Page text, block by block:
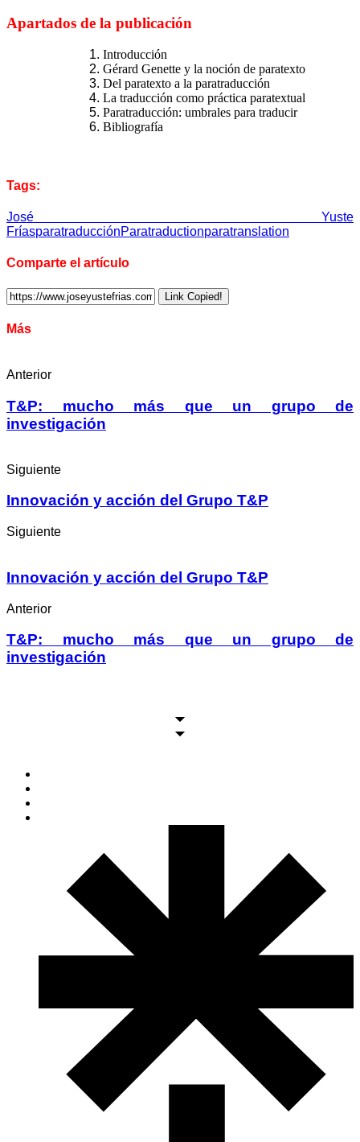
Apartados de la publicación
Introducción
Gérard Genette y la noción de paratexto
Del paratexto a la paratraducción
La traducción como práctica paratextual
Paratraducción: umbrales para traducir
Bibliografía
Tags:
José Yuste
FríasparatraducciónParatraductionparatranslation
Comparte el artículo
Link Copied!
Más
Anterior
T&P: mucho más que un grupo de
investigación
Siguiente
Innovación y acción del Grupo T&P
Siguiente
Innovación y acción del Grupo T&P
Anterior
T&P: mucho más que un grupo de
investigación